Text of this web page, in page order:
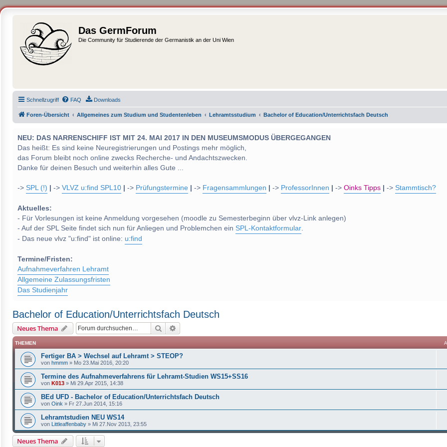
Das GermForum
Die Community für Studierende der Germanistik an der Uni Wien
Schnellzugriff FAQ Downloads
Foren-Übersicht Allgemeines zum Studium und Studentenleben Lehramtsstudium Bachelor of Education/Unterrichtsfach Deutsch
NEU: DAS NARRENSCHIFF IST MIT 24. MAI 2017 IN DEN MUSEUMSMODUS ÜBERGEGANGEN
Das heißt: Es sind keine Neuregistrierungen und Postings mehr möglich,
das Forum bleibt noch online zwecks Recherche- und Andachtszwecken.
Danke für deinen Besuch und weiterhin alles Gute ...
-> SPL (!) -> VLVZ u:find SPL10 -> Prüfungstermine -> Fragensammlungen -> ProfessorInnen -> Oinks Tipps -> Stammtisch?
Aktuelles:
- Für Vorlesungen ist keine Anmeldung vorgesehen (moodle zu Semesterbeginn über vlvz-Link anlegen)
- Auf der SPL Seite findet sich nun für Anliegen und Problemchen ein SPL-Kontaktformular.
- Das neue vlvz "u:find" ist online: u:find
Termine/Fristen:
Aufnahmeverfahren Lehramt
Allgemeine Zulassungsfristen
Das Studienjahr
Bachelor of Education/Unterrichtsfach Deutsch
Neues Thema Suche
THEMEN
Fertiger BA > Wechsel auf Lehramt > STEOP?
von hmmm » Mo 23.Mai 2016, 20:20
Termine des Aufnahmeverfahrens für Lehramt-Studien WS15+SS16
von K013 » Mi 29.Apr 2015, 14:38
BEd UFD - Bachelor of Education/Unterrichtsfach Deutsch
von Oink » Fr 27.Jun 2014, 15:16
Lehramtstudien NEU WS14
von Littleaffenbaby » Mi 27.Nov 2013, 23:55
Neues Thema